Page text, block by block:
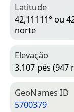
Latitude
42,11111° ou
norte
Elevação
3.107 pés (947
Geo­Names ID
5700379